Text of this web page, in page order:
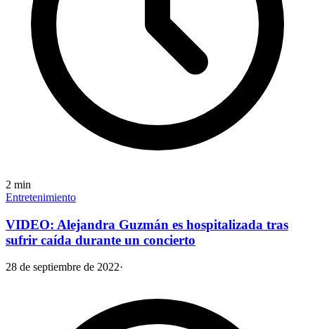
2 min
Entretenimiento
VIDEO: Alejandra Guzmán es hospitalizada tras
sufrir caída durante un concierto
28 de septiembre de 2022·